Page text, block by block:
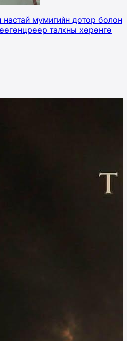
мумигийн дотор болон
талхны хөрөнгө